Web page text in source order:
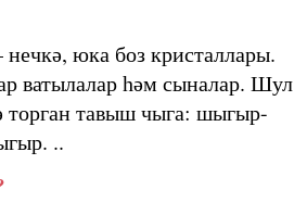
юка боз кристаллары.
ватылалар һәм сыналар. Шул
торган тавыш чыга: шыгыр-
..